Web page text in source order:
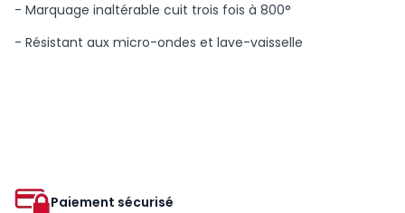
- Marquage inaltérable cuit trois fois à 800°
- Résistant aux micro-ondes et lave-vaisselle
Paiement sécurisé